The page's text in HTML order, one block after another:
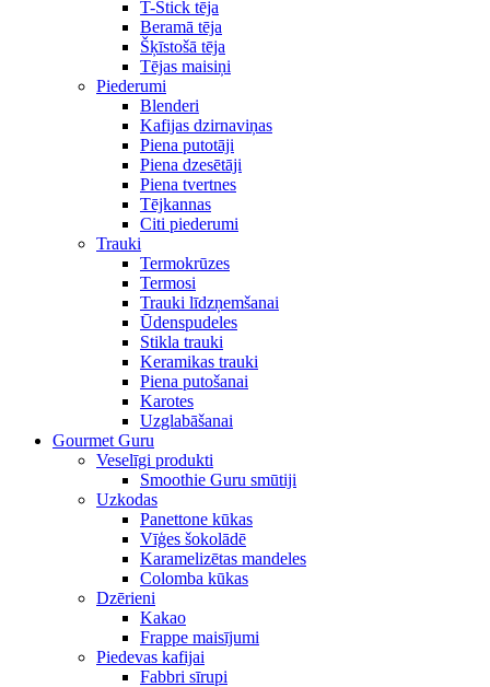
T-Stick tēja
Beramā tēja
Šķīstošā tēja
Tējas maisiņi
Piederumi
Blenderi
Kafijas dzirnaviņas
Piena putotāji
Piena dzesētāji
Piena tvertnes
Tējkannas
Citi piederumi
Trauki
Termokrūzes
Termosi
Trauki līdzņemšanai
Ūdenspudeles
Stikla trauki
Keramikas trauki
Piena putošanai
Karotes
Uzglabāšanai
Gourmet Guru
Veselīgi produkti
Smoothie Guru smūtiji
Uzkodas
Panettone kūkas
Vīģes šokolādē
Karamelizētas mandeles
Colomba kūkas
Dzērieni
Kakao
Frappe maisījumi
Piedevas kafijai
Fabbri sīrupi